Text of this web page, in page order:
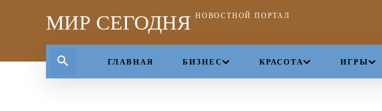
МИР СЕГОДНЯ НОВОСТНОЙ ПОРТАЛ
ГЛАВНАЯ БИЗНЕС КРАСОТА ИГРЫ